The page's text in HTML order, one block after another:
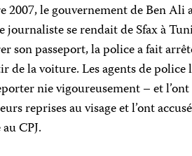
2007, le gouvernement de Ben Ali
se rendait de Sfax à
son passeport, la police a fait
de la voiture. Les agents de police
nie vigoureusement – et
reprises au visage et l’ont
CPJ.